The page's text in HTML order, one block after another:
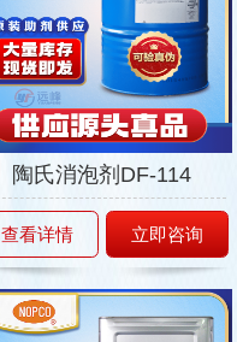
陶氏消泡剂DF-114
查看详情 立即咨询